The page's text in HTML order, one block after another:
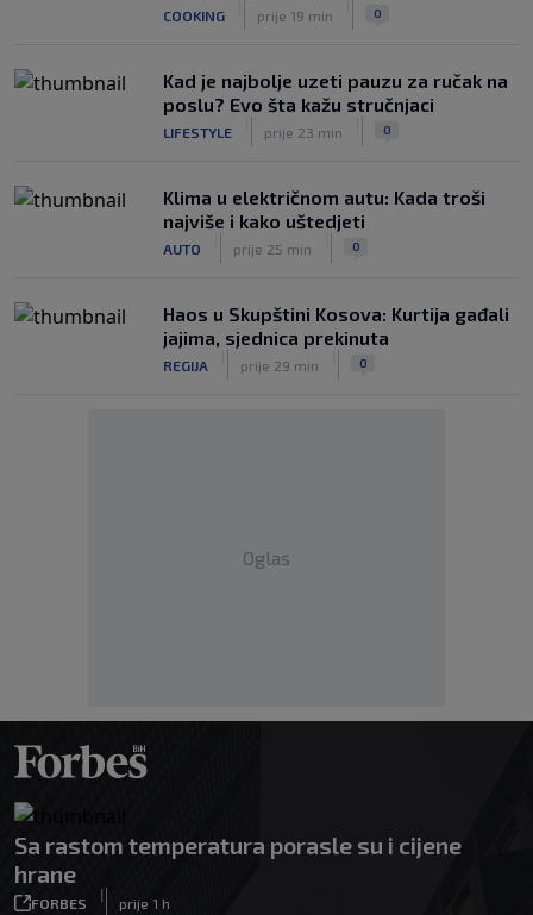
COOKING prije 19 min 0
Kad je najbolje uzeti pauzu za ručak na
poslu? Evo šta kažu stručnjaci
LIFESTYLE prije 23 min 0
Klima u električnom autu: Kada troši
najviše i kako uštedjeti
AUTO prije 25 min 0
Haos u Skupštini Kosova: Kurtija gađali
jajima, sjednica prekinuta
REGIJA prije 29 min 0
Oglas
Sa rastom temperatura porasle su i cijene
hrane
FORBES
|
prije 1 h